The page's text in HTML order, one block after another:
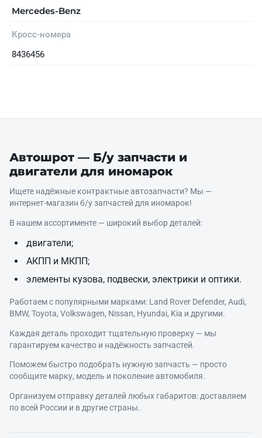
Mercedes-Benz
Кросс-номера
8436456
Автошрот — Б/у запчасти и
двигатели для иномарок
Ищете надёжные контрактные автозапчасти? Мы —
интернет‑магазин б/у запчастей для иномарок!
В нашем ассортименте — широкий выбор деталей:
двигатели;
АКПП и МКПП;
элементы кузова, подвески, электрики и оптики.
Работаем с популярными марками: Land Rover Defender, Audi,
BMW, Toyota, Volkswagen, Nissan, Hyundai, Kia и другими.
Каждая деталь проходит тщательную проверку — мы
гарантируем качество и надёжность запчастей.
Поможем быстро подобрать нужную запчасть — просто
сообщите марку, модель и поколение автомобиля.
Организуем отправку деталей любых габаритов: доставляем
по всей России и в другие страны.